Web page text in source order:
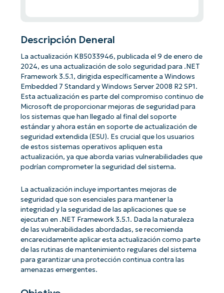
Descripción Deneral
La actualización KB5033946, publicada el 9 de enero de
2024, es una actualización de solo seguridad para .NET
Framework 3.5.1, dirigida específicamente a Windows
Embedded 7 Standard y Windows Server 2008 R2 SP1.
Esta actualización es parte del compromiso continuo de
Microsoft de proporcionar mejoras de seguridad para
los sistemas que han llegado al final del soporte
estándar y ahora están en soporte de actualización de
seguridad extendida (ESU). Es crucial que los usuarios
de estos sistemas operativos apliquen esta
actualización, ya que aborda varias vulnerabilidades que
podrían comprometer la seguridad del sistema.
La actualización incluye importantes mejoras de
seguridad que son esenciales para mantener la
integridad y la seguridad de las aplicaciones que se
ejecutan en .NET Framework 3.5.1. Dada la naturaleza
de las vulnerabilidades abordadas, se recomienda
encarecidamente aplicar esta actualización como parte
de las rutinas de mantenimiento regulares del sistema
para garantizar una protección continua contra las
amenazas emergentes.